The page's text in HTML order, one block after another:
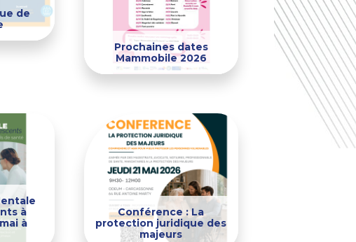
de
Prochaines dates
Mammobile 2026
à
à
Conférence : La
protection juridique des
majeurs